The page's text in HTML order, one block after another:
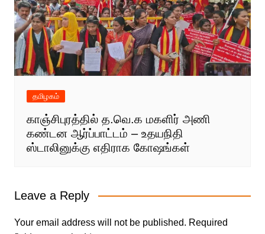
தமிழகம்
காஞ்சிபுரத்தில் த.வெ.க மகளிர் அணி
கண்டன ஆர்ப்பாட்டம் – உதயநிதி
ஸ்டாலினுக்கு எதிராக கோஷங்கள்
Leave a Reply
Your email address will not be published. Required